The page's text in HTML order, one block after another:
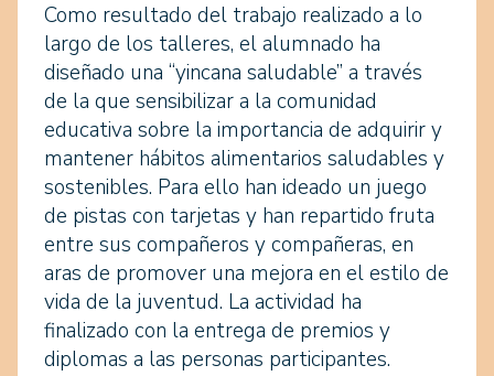
Como resultado del trabajo realizado a lo
largo de los talleres, el alumnado ha
diseñado una “yincana saludable” a través
de la que sensibilizar a la comunidad
educativa sobre la importancia de adquirir y
mantener hábitos alimentarios saludables y
sostenibles. Para ello han ideado un juego
de pistas con tarjetas y han repartido fruta
entre sus compañeros y compañeras, en
aras de promover una mejora en el estilo de
vida de la juventud. La actividad ha
finalizado con la entrega de premios y
diplomas a las personas participantes.